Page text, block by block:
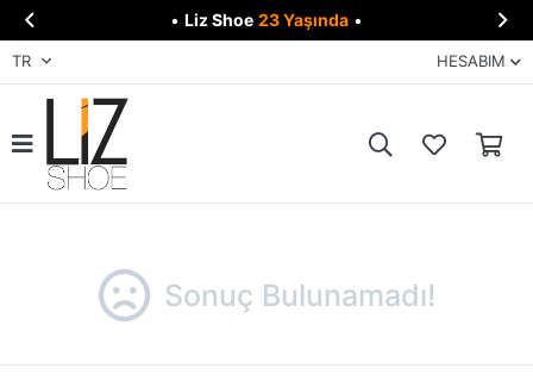
 • Liz Shoe 23 Yaşında • 
TR HESABIM
Sonuç Bulunamadı!